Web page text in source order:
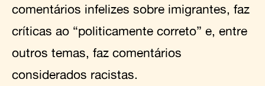
comentários infelizes sobre imigrantes, faz
críticas ao “politicamente correto” e, entre
outros temas, faz comentários
considerados racistas.